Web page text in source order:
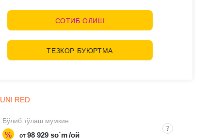
СОТИБ ОЛИШ
ТЕЗКОР БУЮРТМА
UNI RED
Бўлиб тўлаш мумкин
% от 98 929 so`m /ой